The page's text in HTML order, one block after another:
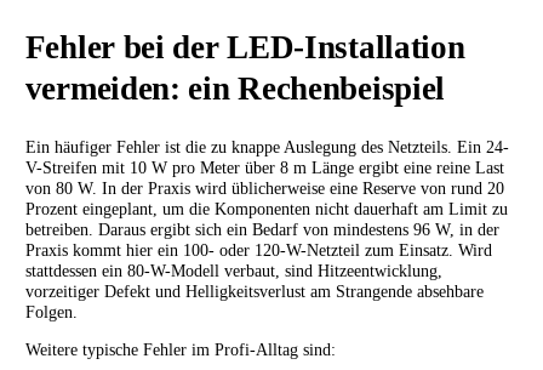
Fehler bei der LED-Installation
vermeiden: ein Rechenbeispiel
Ein häufiger Fehler ist die zu knappe Auslegung des Netzteils. Ein 24-
V-Streifen mit 10 W pro Meter über 8 m Länge ergibt eine reine Last
von 80 W. In der Praxis wird üblicherweise eine Reserve von rund 20
Prozent eingeplant, um die Komponenten nicht dauerhaft am Limit zu
betreiben. Daraus ergibt sich ein Bedarf von mindestens 96 W, in der
Praxis kommt hier ein 100- oder 120-W-Netzteil zum Einsatz. Wird
stattdessen ein 80-W-Modell verbaut, sind Hitzeentwicklung,
vorzeitiger Defekt und Helligkeitsverlust am Strangende absehbare
Folgen.
Weitere typische Fehler im Profi-Alltag sind: